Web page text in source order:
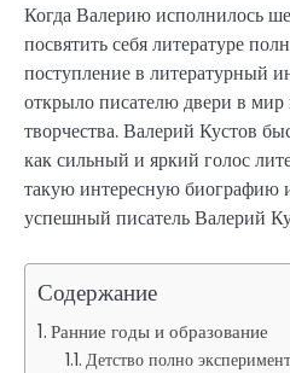
Когда Валерию исполнилось
посвятить себя литературе
поступление в литературный
открыло писателю двери в мир
творчества. Валерий Кустов
как сильный и яркий голос
такую интересную биографию
успешный писатель Валерий
Содержание
Ранние годы и образование
Детство полно